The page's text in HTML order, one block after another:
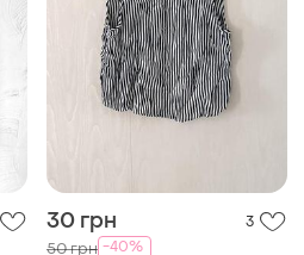
30 грн
-40%
Топ asos
34 / XS / 42